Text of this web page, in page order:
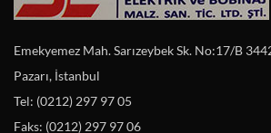
Emekyemez Mah. Sarızeybek Sk. No:17/B
Pazarı, İstanbul
Tel: (0212) 297 97 05
Faks: (0212) 297 97 06